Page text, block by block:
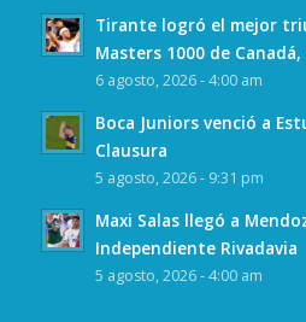
Tirante logró el mejor
Masters 1000 de
6 agosto, 2026 - 4:00 am
Boca Juniors venció a
Clausura
5 agosto, 2026 - 9:31 pm
Maxi Salas llegó a
Independiente Rivadavia
5 agosto, 2026 - 4:00 am